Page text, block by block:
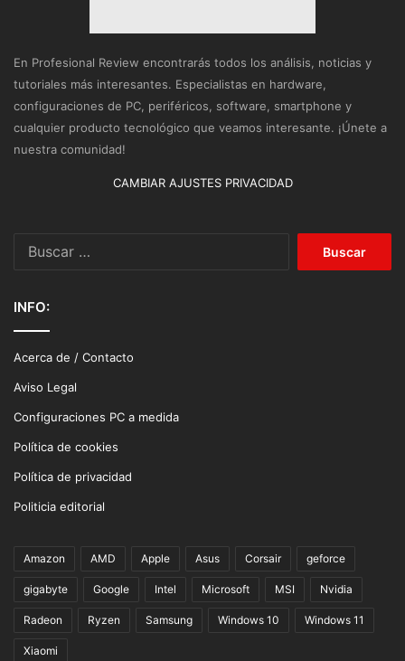
En Profesional Review encontrarás todos los análisis, noticias y
tutoriales más interesantes. Especialistas en hardware,
configuraciones de PC, periféricos, software, smartphone y
cualquier producto tecnológico que veamos interesante. ¡Únete a
nuestra comunidad!
CAMBIAR AJUSTES PRIVACIDAD
INFO:
Acerca de / Contacto
Aviso Legal
Configuraciones PC a medida
Política de cookies
Política de privacidad
Politicia editorial
Amazon AMD Apple Asus Corsair geforce
gigabyte Google Intel Microsoft MSI Nvidia
Radeon Ryzen Samsung Windows 10 Windows 11
Xiaomi